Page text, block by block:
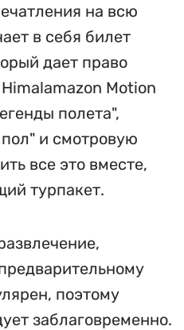
на всю
в себя билет
дает право
Motion
полета",
и смотровую
все это вместе,
турпакет.
поэтому
заблаговременно.